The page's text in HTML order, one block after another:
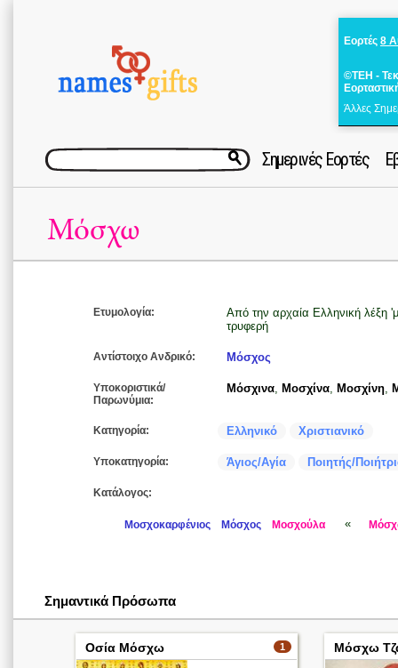
Εορτές 8
©ΤΕΗ -
Άλλες
Σημερινές Εορτές
Μόσχω
Ετυμολογία:
Από την αρχαία Ελληνική λέξη
τρυφερή
Αντίστοιχο Ανδρικό: Μόσχος
Υποκοριστικά/
Παρωνύμια:
Μόσχινα, Μοσχίνα, Μοσχίνη,
Κατηγορία: Ελληνικό Χριστιανικό
Υποκατηγορία: Άγιος/Αγία Ποιητής/
Κατάλογος:
Μοσχοκαρφένιος Μόσχος Μοσχούλα «
Σημαντικά Πρόσωπα
1
Οσία Μόσχω Μόσχω